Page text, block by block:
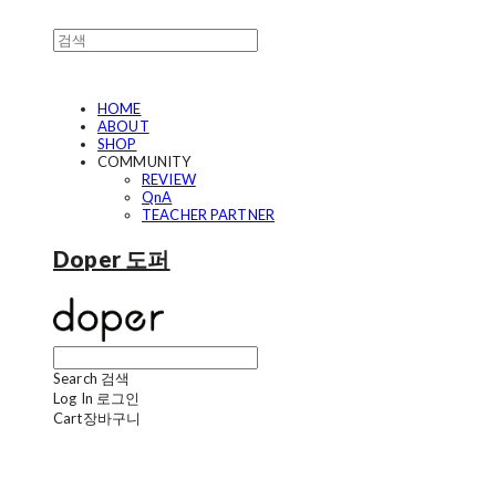
HOME
ABOUT
SHOP
COMMUNITY
REVIEW
QnA
TEACHER PARTNER
Doper 도퍼
Search 검색
Log In 로그인
Cart장바구니